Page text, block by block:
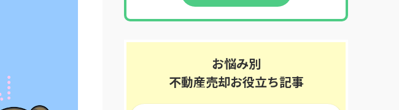
お悩み別
不動産売却お役立ち記事